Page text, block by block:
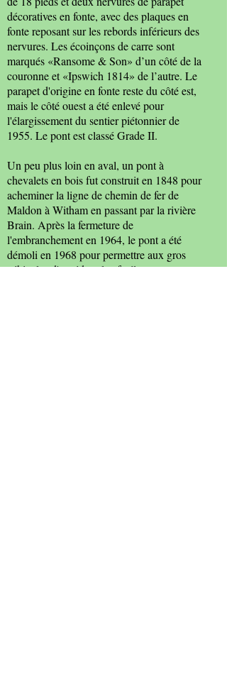
décoratives en fonte, avec des plaques en
fonte reposant sur les rebords inférieurs des
nervures. Les écoinçons de carre sont
marqués «Ransome & Son» d’un côté de la
couronne et «Ipswich 1814» de l’autre. Le
parapet d'origine en fonte reste du côté est,
mais le côté ouest a été enlevé pour
l'élargissement du sentier piétonnier de
1955. Le pont est classé Grade II.
Un peu plus loin en aval, un pont à
chevalets en bois fut construit en 1848 pour
acheminer la ligne de chemin de fer de
Maldon à Witham en passant par la rivière
Brain. Après la fermeture de
l'embranchement en 1964, le pont a été
démoli en 1968 pour permettre aux gros
véhicules d'accéder plus facilement aux